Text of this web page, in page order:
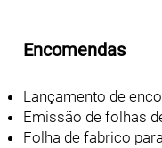
Encomendas
Lançamento de
Emissão de folhas
Folha de fabrico